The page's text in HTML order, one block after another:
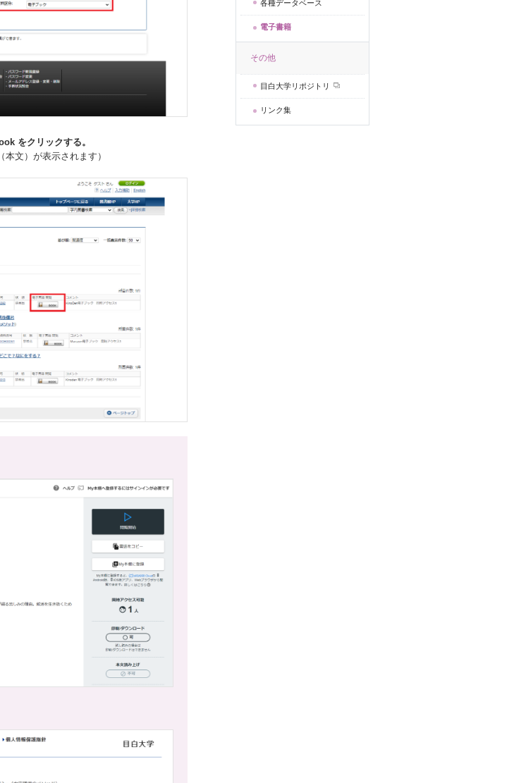
をクリックする。
文）が表示されます）
各種データベース
電子書籍
その他
目白大学リポジトリ
リンク集